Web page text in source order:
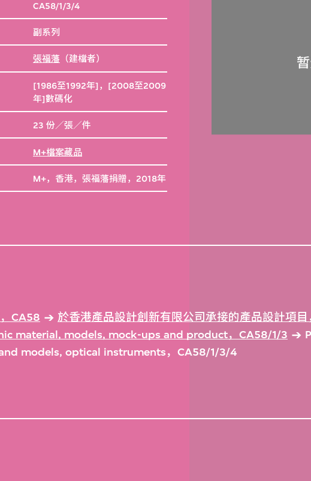
CA58/1/3/4
副系列
張福藩 （建檔者）
[1986至1992年]，[2008至2009
年]數碼化
23 份／張／件
M+檔案藏品
M+，香港，張福藩捐贈，2018年
CA58
於香港產品設計創新有限公司承接的產品設計項目
material, models, mock-ups and product，CA58/1/3
models, optical instruments，CA58/1/3/4